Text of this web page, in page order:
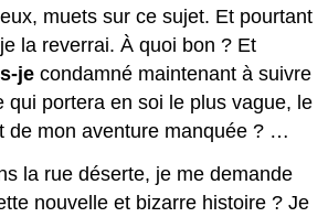
muets sur ce sujet. Et pourtant
la reverrai. À quoi bon ? Et
je condamné maintenant à suivre
qui portera en soi le plus vague, le
de mon aventure manquée ? …
la rue déserte, je me demande
nouvelle et bizarre histoire ? Je